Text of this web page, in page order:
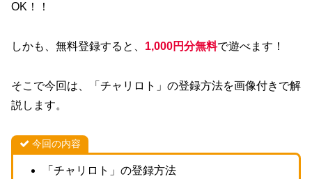
OK！！
しかも、無料登録すると、 1,000円分無料で遊べます！
そこで今回は、「チャリロト」の登録方法を画像付きで解
説します。
今回の内容
「チャリロト」の登録方法